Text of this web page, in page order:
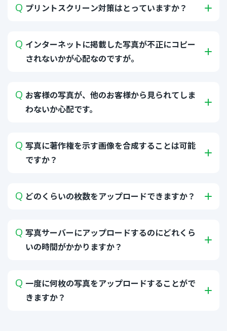
プリントスクリーン対策はとっていますか？
インターネットに掲載した写真が不正にコピー
されないかが心配なのですが。
お客様の写真が、他のお客様から見られてしま
わないか心配です。
写真に著作権を示す画像を合成することは可能
ですか？
どのくらいの枚数をアップロードできますか？
写真サーバーにアップロードするのにどれくら
いの時間がかかりますか？
一度に何枚の写真をアップロードすることがで
きますか？